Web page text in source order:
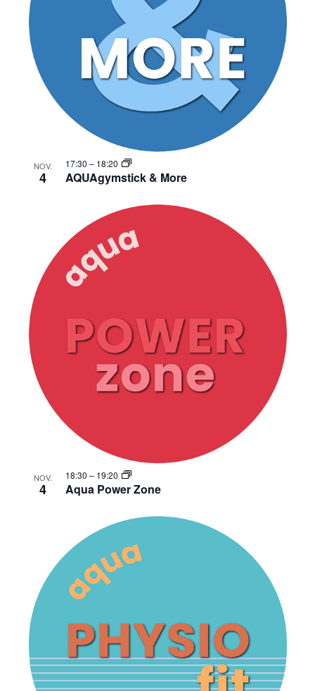
NOV.
4 AQUAgymstick & More
17:30 – 18:20
NOV.
4 Aqua Power Zone
18:30 – 19:20